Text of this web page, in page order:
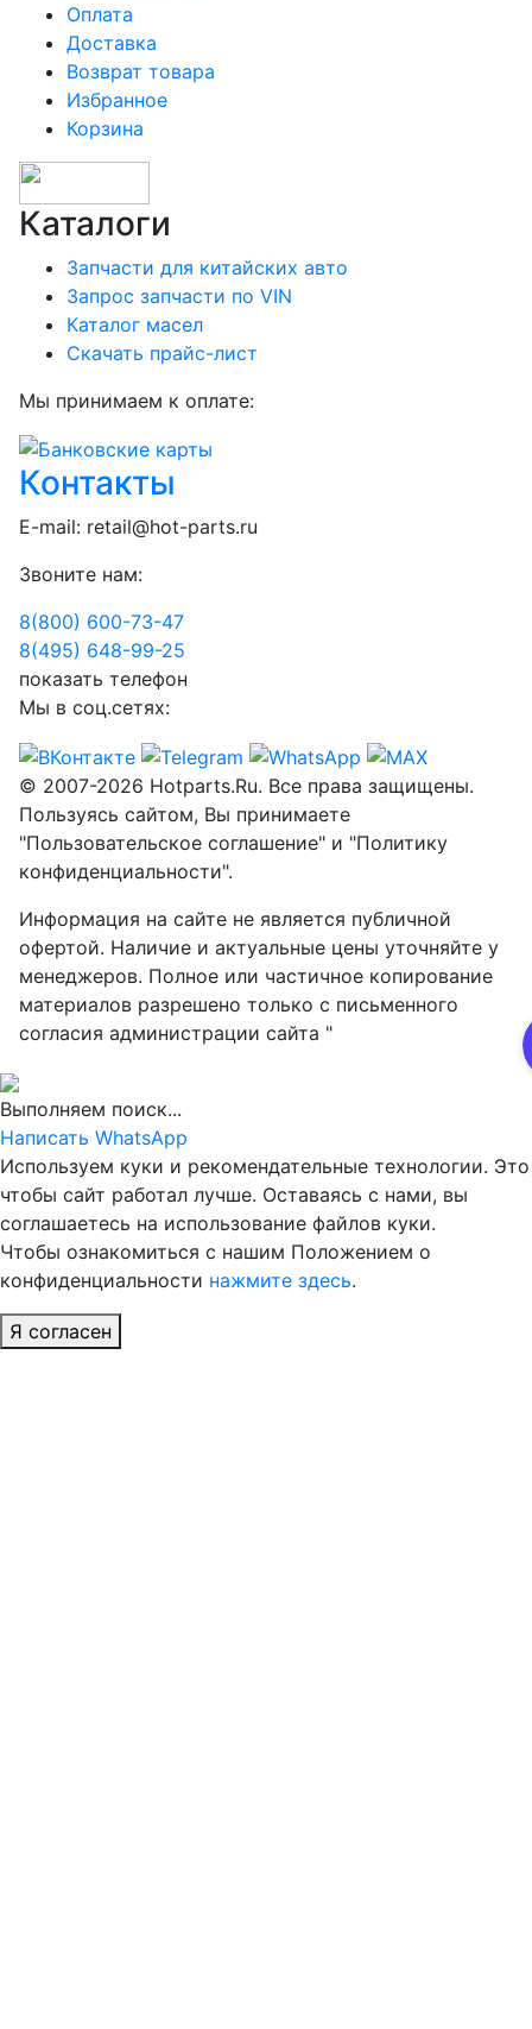
Оплата
Доставка
Возврат товара
Избранное
Корзина
Каталоги
Запчасти для китайских авто
Запрос запчасти по VIN
Каталог масел
Скачать прайс-лист
Мы принимаем к оплате:
Контакты
E-mail: retail@hot-parts.ru
Звоните нам:
8(800) 600-73-47
8(495) 648-99-25
показать телефон
Мы в соц.сетях:
© 2007-2026 Hotparts.Ru. Все права защищены.
Пользуясь сайтом, Вы принимаете
"Пользовательское соглашение" и "Политику
конфиденциальности".
Информация на сайте не является публичной
офертой. Наличие и актуальные цены уточняйте у
менеджеров. Полное или частичное копирование
материалов разрешено только с письменного
согласия администрации сайта "
Выполняем поиск...
Написать WhatsApp
Используем куки и рекомендательные технологии. Это
чтобы сайт работал лучше. Оставаясь с нами, вы
соглашаетесь на использование файлов куки.
Чтобы ознакомиться с нашим Положением о
конфиденциальности нажмите здесь.
Я согласен